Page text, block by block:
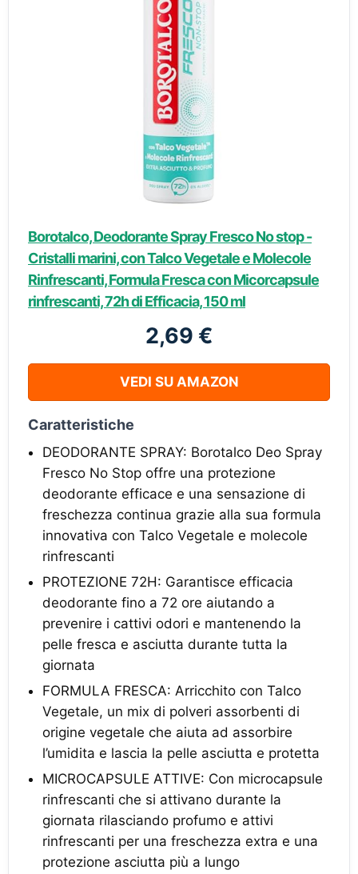
Borotalco, Deodorante Spray Fresco No stop -
Cristalli marini, con Talco Vegetale e Molecole
Rinfrescanti, Formula Fresca con Micorcapsule
rinfrescanti, 72h di Efficacia, 150 ml
2,69 €
VEDI SU AMAZON
Caratteristiche
DEODORANTE SPRAY: Borotalco Deo Spray
Fresco No Stop offre una protezione
deodorante efficace e una sensazione di
freschezza continua grazie alla sua formula
innovativa con Talco Vegetale e molecole
rinfrescanti
PROTEZIONE 72H: Garantisce efficacia
deodorante fino a 72 ore aiutando a
prevenire i cattivi odori e mantenendo la
pelle fresca e asciutta durante tutta la
giornata
FORMULA FRESCA: Arricchito con Talco
Vegetale, un mix di polveri assorbenti di
origine vegetale che aiuta ad assorbire
l’umidita e lascia la pelle asciutta e protetta
MICROCAPSULE ATTIVE: Con microcapsule
rinfrescanti che si attivano durante la
giornata rilasciando profumo e attivi
rinfrescanti per una freschezza extra e una
protezione asciutta più a lungo